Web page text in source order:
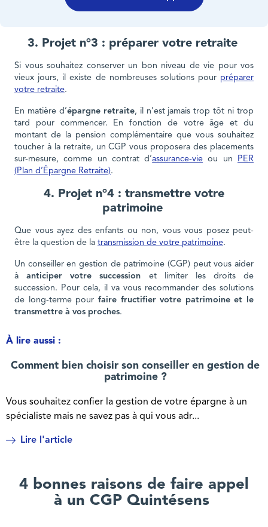
3. Projet n°3 : préparer votre retraite
Si vous souhaitez conserver un bon niveau de vie pour vos
vieux jours, il existe de nombreuses solutions pour préparer
votre retraite.
En matière d’épargne retraite, il n’est jamais trop tôt ni trop
tard pour commencer. En fonction de votre âge et du
montant de la pension complémentaire que vous souhaitez
toucher à la retraite, un CGP vous proposera des placements
sur-mesure, comme un contrat d’assurance-vie ou un
PER
(Plan d’Épargne Retraite).
4. Projet n°4 : transmettre votre
patrimoine
Que vous ayez des enfants ou non, vous vous posez peut-
être la question de la transmission de votre patrimoine.
Un conseiller en gestion de patrimoine (CGP) peut vous aider
àanticiper votre succession et limiter les droits de
succession. Pour cela, il va vous recommander des solutions
de long-terme pour faire fructifier votre patrimoine et le
transmettre à vos proches.
À lire aussi :
Comment bien choisir son conseiller en gestion de
patrimoine ?
Vous souhaitez confier la gestion de votre épargne à un
spécialiste mais ne savez pas à qui vous adr...
Lire l'article
4 bonnes raisons de faire appel
à un CGP Quintésens